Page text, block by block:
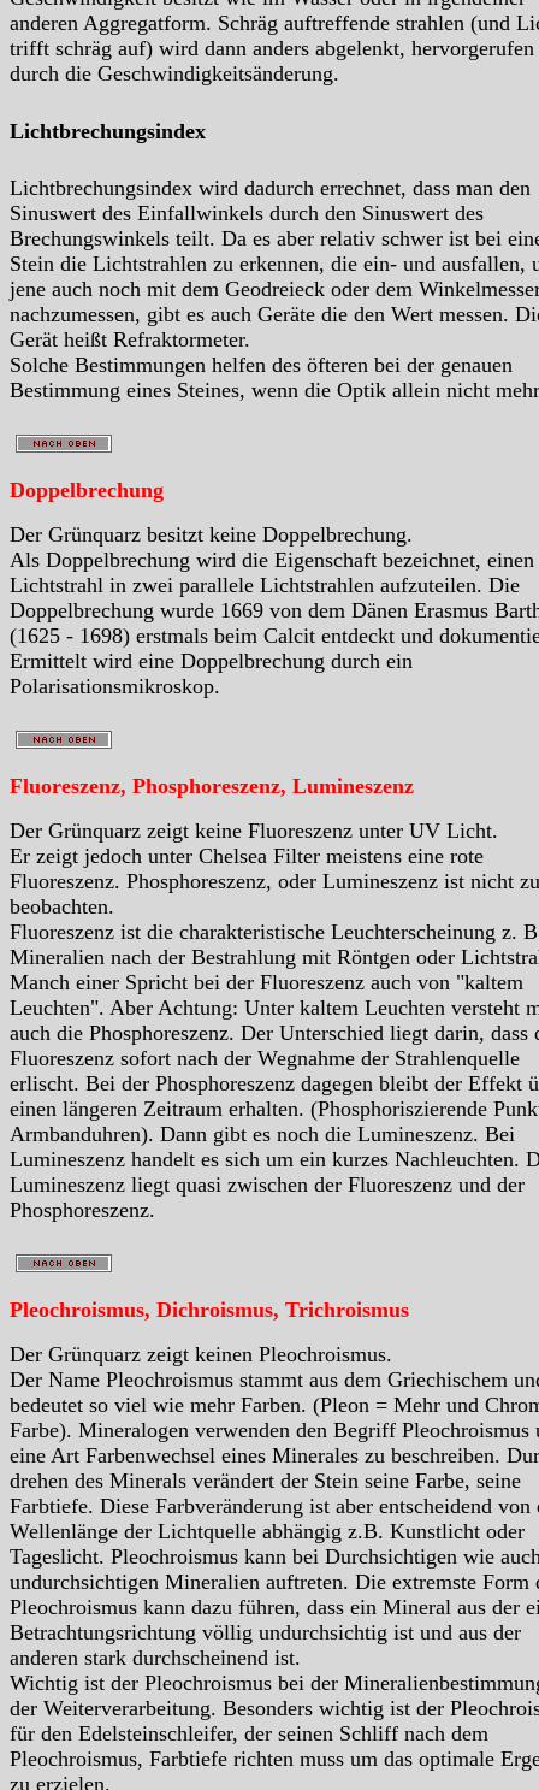
anderen Aggregatform. Schräg auftreffende strahlen (und
trifft schräg auf) wird dann anders abgelenkt, hervorgerufen
durch die Geschwindigkeitsänderung.
Lichtbrechungsindex
Lichtbrechungsindex wird dadurch errechnet, dass man den
Sinuswert des Einfallwinkels durch den Sinuswert des
Brechungswinkels teilt. Da es aber relativ schwer ist bei
Stein die Lichtstrahlen zu erkennen, die ein- und ausfallen,
jene auch noch mit dem Geodreieck oder dem
nachzumessen, gibt es auch Geräte die den Wert messen.
Gerät heißt Refraktormeter.
Solche Bestimmungen helfen des öfteren bei der genauen
Bestimmung eines Steines, wenn die Optik allein nicht
Doppelbrechung
Der Grünquarz besitzt keine Doppelbrechung.
Als Doppelbrechung wird die Eigenschaft bezeichnet, einen
Lichtstrahl in zwei parallele Lichtstrahlen aufzuteilen. Die
Doppelbrechung wurde 1669 von dem Dänen Erasmus
(1625 - 1698) erstmals beim Calcit entdeckt und
Ermittelt wird eine Doppelbrechung durch ein
Polarisationsmikroskop.
Fluoreszenz, Phosphoreszenz, Lumineszenz
Der Grünquarz zeigt keine Fluoreszenz unter UV Licht.
Er zeigt jedoch unter Chelsea Filter meistens eine rote
Fluoreszenz. Phosphoreszenz, oder Lumineszenz ist nicht zu
beobachten.
Fluoreszenz ist die charakteristische Leuchterscheinung z.
Mineralien nach der Bestrahlung mit Röntgen oder
Manch einer Spricht bei der Fluoreszenz auch von "kaltem
Leuchten". Aber Achtung: Unter kaltem Leuchten versteht
auch die Phosphoreszenz. Der Unterschied liegt darin, dass
Fluoreszenz sofort nach der Wegnahme der Strahlenquelle
erlischt. Bei der Phosphoreszenz dagegen bleibt der Effekt
einen längeren Zeitraum erhalten. (Phosphoriszierende
Armbanduhren). Dann gibt es noch die Lumineszenz. Bei
Lumineszenz handelt es sich um ein kurzes Nachleuchten.
Lumineszenz liegt quasi zwischen der Fluoreszenz und der
Phosphoreszenz.
Pleochroismus, Dichroismus, Trichroismus
Der Grünquarz zeigt keinen Pleochroismus.
Der Name Pleochroismus stammt aus dem Griechischem
bedeutet so viel wie mehr Farben. (Pleon = Mehr und
Farbe). Mineralogen verwenden den Begriff Pleochroismus
eine Art Farbenwechsel eines Minerales zu beschreiben.
drehen des Minerals verändert der Stein seine Farbe, seine
Farbtiefe. Diese Farbveränderung ist aber entscheidend von
Wellenlänge der Lichtquelle abhängig z.B. Kunstlicht oder
Tageslicht. Pleochroismus kann bei Durchsichtigen wie
undurchsichtigen Mineralien auftreten. Die extremste Form
Pleochroismus kann dazu führen, dass ein Mineral aus der
Betrachtungsrichtung völlig undurchsichtig ist und aus der
anderen stark durchscheinend ist.
Wichtig ist der Pleochroismus bei der
der Weiterverarbeitung. Besonders wichtig ist der
für den Edelsteinschleifer, der seinen Schliff nach dem
Pleochroismus, Farbtiefe richten muss um das optimale
zu erzielen.